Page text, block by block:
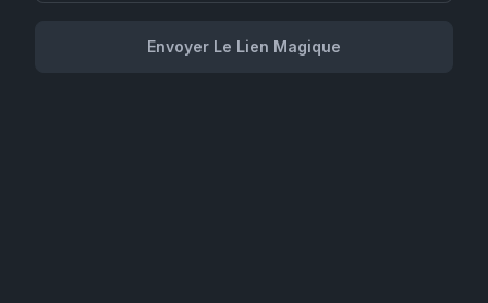
Envoyer Le Lien Magique